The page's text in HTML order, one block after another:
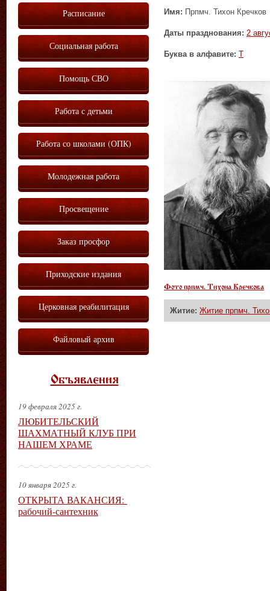
Имя: Прпмч. Тихон Кречков
Даты празднования: 2
Буква в алфавите: Т
Фото прпмч. Тихона Кречкова
Житие: Житие прпмч.
Расписание
Социальная работа
Помощь СВО
Работа с детьми
Работа со школами (ОПК)
Молодежная работа
Просвещение
Заказ просфор
Приходские издания
Церковная реабилитация
Файловый архив
Объявления
19 февраля 2025 г.
ЛЮБИТЕЛЬСКИЙ
ШАХМАТНЫЙ КЛУБ ПРИ
НАШЕМ ХРАМЕ
10 января 2025 г.
ОТКРЫТА ВАКАНСИЯ:
рабочий-сантехник